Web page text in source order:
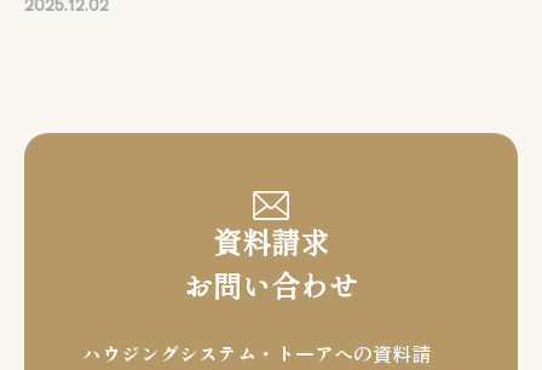
2025.12.02
資料請求
お問い合わせ
ハウジングシステム・トーアへの資料請